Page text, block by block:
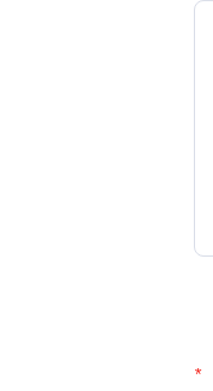
*